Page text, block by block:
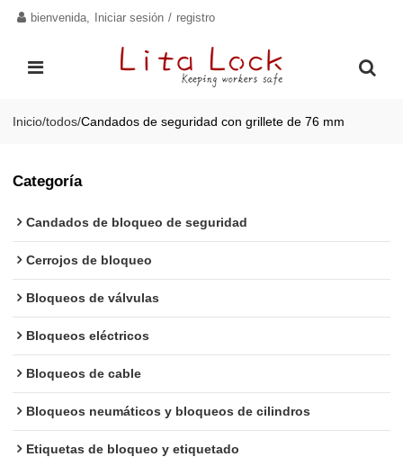
bienvenida, Iniciar sesión / registro
Inicio/todos/Candados de seguridad con grillete de 76 mm
Categoría
Candados de bloqueo de seguridad
Cerrojos de bloqueo
Bloqueos de válvulas
Bloqueos eléctricos
Bloqueos de cable
Bloqueos neumáticos y bloqueos de cilindros
Etiquetas de bloqueo y etiquetado